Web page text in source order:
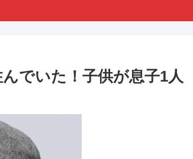
でいた！子供が息子1人